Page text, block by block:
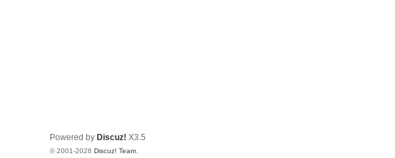
Powered by Discuz! X3.5
© 2001-2026 Discuz! Team